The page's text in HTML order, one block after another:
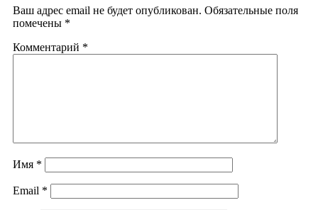
Ваш адрес email не будет опубликован. Обязательные поля
помечены *
Комментарий *
Имя *
Email *